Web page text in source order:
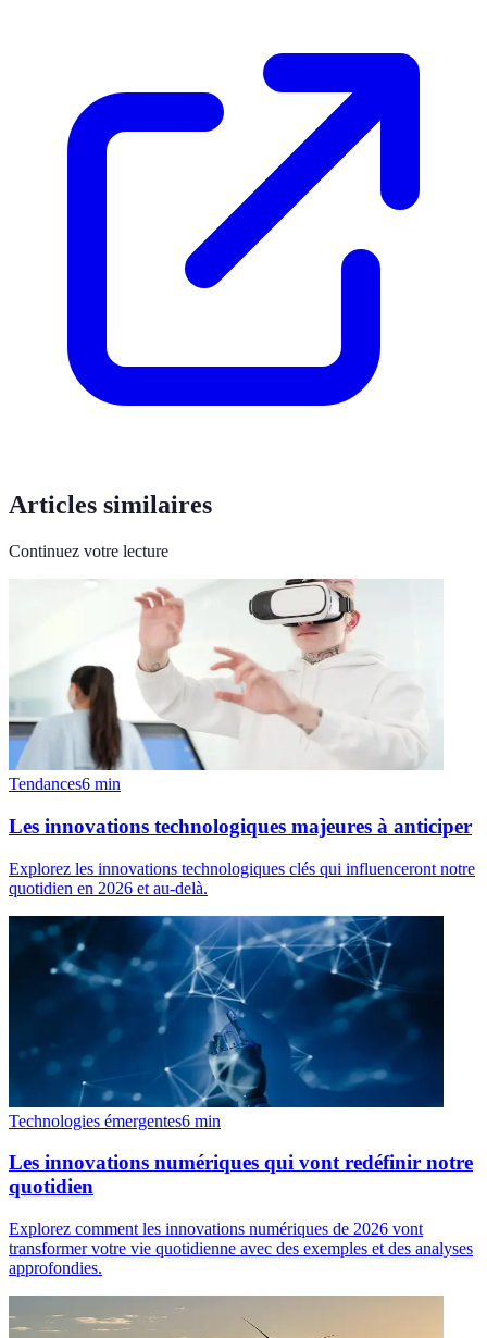
Articles similaires
Continuez votre lecture
Tendances6 min
Les innovations technologiques majeures à anticiper
Explorez les innovations technologiques clés qui influenceront notre
quotidien en 2026 et au-delà.
Technologies émergentes6 min
Les innovations numériques qui vont redéfinir notre
quotidien
Explorez comment les innovations numériques de 2026 vont
transformer votre vie quotidienne avec des exemples et des analyses
approfondies.